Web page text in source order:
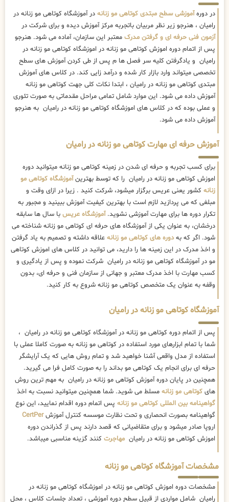
در دورهآموزشی سطح مبتدی کوتاهی مو زنانه در آموزشگاه کوتاهی مو زنانه در
رامیان ، هنرجو زیر نظر مربیان باتجربه مرکز آموزش دیده و برای شرکت در
آزمون فنی حرفه ای و گرفتن مدرک معتبر این سازمان، آماده می شود. هنرجو
پس از اتمام دوره اموزش کوتاهی مو زنانه در اموزشگاه کوتاهی مو زنانه در
رامیان و یادگرفتن کلیه سر فصل ها م پس از طی کردن آموزش های سطح
تخصصی میتواند وارد بازار کار شده و درآمد زایی کند. در کلاس های آموزش
مبتدی کوتاهی مو زنانه در رامیان ، ابتدا نکات کلی جهت کوتاهی مو زنانه
آموزش داده می شود. این موارد شامل تمامی مراحل مقدماتی به صورت تئوری
و عملی بوده که در کلاس های اموزشگاه کوتاهی مو زنانه در رامیان به هنرجو
آموزش داده می شود.
آموزش حرفه ای مهارت کوتاهی مو زنانه در رامیان
برای کسب تجربه و حرفه ای شدن در زمینه کوتاهی مو زنانه میتوانید دوره
اموزش کوتاهی مو زنانه در رامیان را که توسط بهترینآموزشگاه کوتاهی مو
زنانه کشور یعنی عریس برگزار میشود، شرکت کنید . زیرا در ازای وقت و
مبلغی که می پردازید لازم است با بهترین کیفیت آموزش ببینید و مجبور به
تکرار دوره ها برای مهارت آموزشی نشوید.آموزشگاه عریس با سال ها سابقه
درخشان، به عنوان یکی از آموزشگاه های حرفه ای کوتاهی مو زنانه شناخته می
شود. اگر که بهدوره های کوتاهی مو زنانه علاقه داشته و تصمیم به یاد گرفتن
و اخذ مدرک در این زمینه ها را دارید، می توانید در کلاس های اموزش کوتاهی
مو در آموزشگاه کوتاهی مو زنانه در رامیان شرکت نموده و پس از یادگیری و
کسب مهارت با اخذ مدرک معتبر و جهانی از سازمان فنی و حرفه ای، بدون
وقفه به عنوان یک متخصص کوتاهی مو زنانه شروع به کار کنید.
آموزشگاه کوتاهی مو زنانه در رامیان
پس از اتمام دوره کوتاهی مو زنانه در آموزشگاه کوتاهی مو زنانه در رامیان ،
شما با تمام ابزارهای مورد استفاده در کوتاهی مو زنانه به صورت کاملا عملی با
استفاده از مدل واقعی آشنا خواهید شد و تمام روش هایی که یک آرایشگر
حرفه ای برای انجام یک کوتاهی مو بداند را به صورت کامل فرا می گیرید.
همچنین در پایان دوره آموزش کوتاهی مو زنانه در رامیان به مهم ترین روش
های کوتاهی مو زنانه مسلط می شوید. شما همچنین میتوانید نسبت به اخذ
گواهینامه بین المللی کوتاهی مو زنانه پس اتمام دوره اقدام نمایید، این نوع
گواهینامه بصورت انحصاری و تحت نظارت موسسه کنترل آموزشCertPer
اروپا صادر میشود و برای متقاضیانی که قصد دارند پس از گذراندن دوره
اموزش کوتاهی مو زنانه در رامیان مهاجرت کنند گزینه مناسبی میباشد.
مشخصات آموزشگاه کوتاهی مو زنانه
مشخصات دوره اموزش کوتاهی مو زنانه در اموزشگاه کوتاهی مو زنانه در
رامیان شامل مواردی از قبیل سطح دوره آموزشی ، تعداد جلسات کلاس ، محل